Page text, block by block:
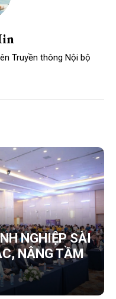
Truyền thông Nội bộ
NGHIỆP SÀI
NÂNG TẦM